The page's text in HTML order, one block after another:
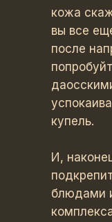
кожа
вы все
после
купель.
И,
блюдами